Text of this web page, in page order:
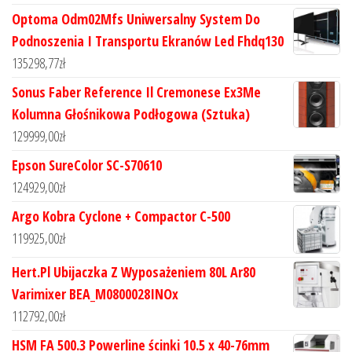
Optoma Odm02Mfs Uniwersalny System Do
Podnoszenia I Transportu Ekranów Led Fhdq130
135298,77zł
Sonus Faber Reference Il Cremonese Ex3Me
Kolumna Głośnikowa Podłogowa (Sztuka)
129999,00zł
Epson SureColor SC-S70610
124929,00zł
Argo Kobra Cyclone + Compactor C-500
119925,00zł
Hert.Pl Ubijaczka Z Wyposażeniem 80L Ar80
Varimixer BEA_M0800028INOx
112792,00zł
HSM FA 500.3 Powerline ścinki 10.5 x 40-76mm